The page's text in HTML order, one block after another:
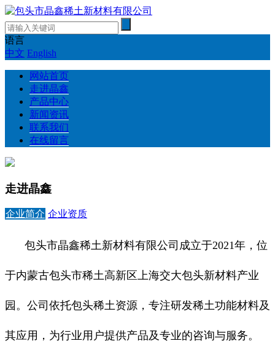
语言
中文 English
网站首页
走进晶鑫
产品中心
新闻资讯
联系我们
在线留言
走进晶鑫
企业简介 企业资质
包头市晶鑫稀土新材料有限公司成立于2021年，位
于内蒙古包头市稀土高新区上海交大包头新材料产业
园。公司依托包头稀土资源，专注研发稀土功能材料及
其应用，为行业用户提供产品及专业的咨询与服务。